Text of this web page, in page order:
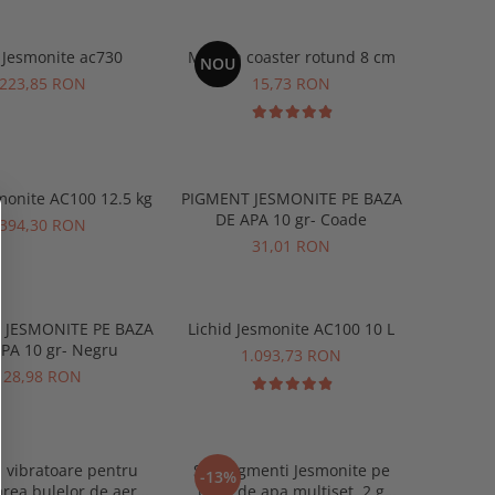
Jesmonite ac730
223,85 RON
NOU
Matrita coaster rotund 8 cm
15,73 RON
Jesmonite AC100 12.5 kg
394,30 RON
PIGMENT JESMONITE PE BAZA
DE APA 10 gr- Coade
31,01 RON
JESMONITE PE BAZA
10 gr- Negru
28,98 RON
Lichid Jesmonite AC100 10 L
1.093,73 RON
vibratoare pentru
-13%
SET Pigmenti Jesmonite pe